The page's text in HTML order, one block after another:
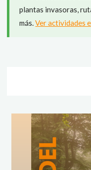
plantas invasoras,
más.Ver actividades